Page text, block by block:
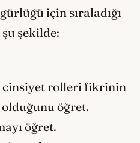
için sıraladığı
şu şekilde:
cinsiyet rolleri fikrinin
öğret.
öğret.